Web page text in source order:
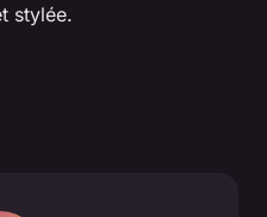
stylée.